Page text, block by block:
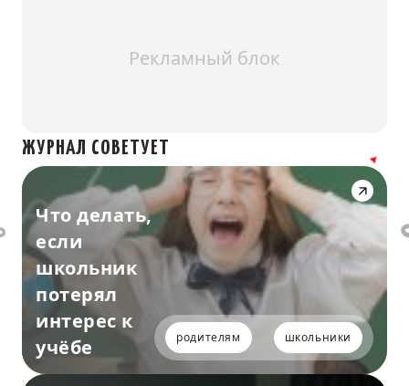
Рекламный блок
ЖУРНАЛ СОВЕТУЕТ
Что делать,
если
школьник
потерял
интерес к
учёбе
родителям школьники